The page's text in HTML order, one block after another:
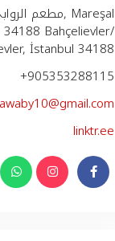
34188 Bahçelievler/
İstanbul 34188
+905353288115
linktr.ee